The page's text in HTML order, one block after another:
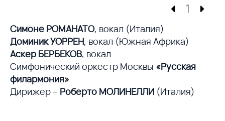
1
Симоне РОМАНАТО, вокал (Италия)
Доминик УОРРЕН, вокал (Южная Африка)
Аскер БЕРБЕКОВ, вокал
Симфонический оркестр Москвы «Русская
филармония»
Дирижер – Роберто МОЛИНЕЛЛИ (Италия)